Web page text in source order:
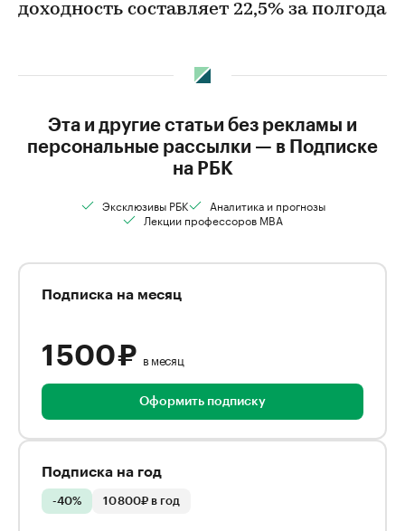
доходность составляет 22,5% за полгода
Эта и другие статьи без рекламы и
персональные рассылки — в Подписке
на РБК
Эксклюзивы РБК
Аналитика и прогнозы
Лекции профессоров MBA
Подписка на месяц
1 500 ₽ в месяц
Оформить подписку
Подписка на год
-40% 10 800₽ в год